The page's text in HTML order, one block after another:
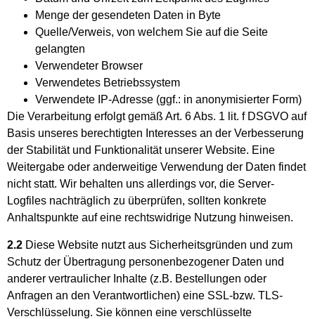
Menge der gesendeten Daten in Byte
Quelle/Verweis, von welchem Sie auf die Seite
gelangten
Verwendeter Browser
Verwendetes Betriebssystem
Verwendete IP-Adresse (ggf.: in anonymisierter Form)
Die Verarbeitung erfolgt gemäß Art. 6 Abs. 1 lit. f DSGVO auf
Basis unseres berechtigten Interesses an der Verbesserung
der Stabilität und Funktionalität unserer Website. Eine
Weitergabe oder anderweitige Verwendung der Daten findet
nicht statt. Wir behalten uns allerdings vor, die Server-
Logfiles nachträglich zu überprüfen, sollten konkrete
Anhaltspunkte auf eine rechtswidrige Nutzung hinweisen.
2.2 Diese Website nutzt aus Sicherheitsgründen und zum
Schutz der Übertragung personenbezogener Daten und
anderer vertraulicher Inhalte (z.B. Bestellungen oder
Anfragen an den Verantwortlichen) eine SSL-bzw. TLS-
Verschlüsselung. Sie können eine verschlüsselte